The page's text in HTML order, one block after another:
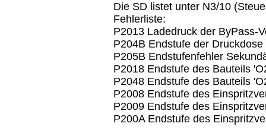
Die SD listet unter N3/10
Fehlerliste:
P2013 Ladedruck der ByPass-
P204B Endstufe der
P205B Endstufenfehler
P2018 Endstufe des Bauteils
P2048 Endstufe des Bauteils
P2008 Endstufe des
P2009 Endstufe des
P200A Endstufe des